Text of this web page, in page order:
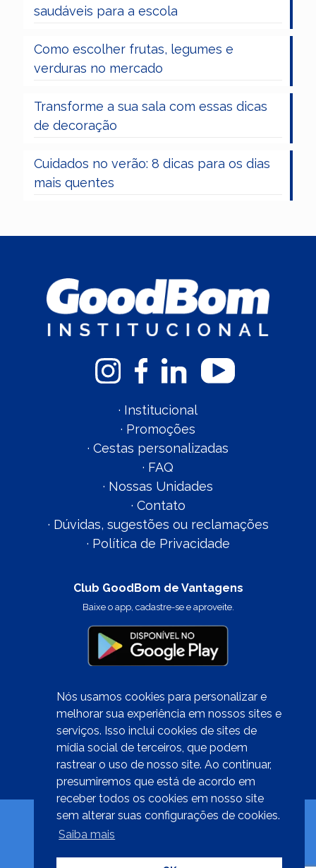
Nós usamos cookies para personalizar e
melhorar sua experiência em nossos sites e
serviços. Isso inclui cookies de sites de
mídia social de terceiros, que podem
rastrear o uso de nosso site. Ao continuar,
presumiremos que está de acordo em
receber todos os cookies em nosso site
sem alterar suas configurações de cookies.
Saiba mais
saudáveis para a escola
Como escolher frutas, legumes e
verduras no mercado
Transforme a sua sala com essas dicas
de decoração
Cuidados no verão: 8 dicas para os dias
mais quentes
· Institucional
· Promoções
· Cestas personalizadas
· FAQ
· Nossas Unidades
· Contato
· Dúvidas, sugestões ou reclamações
· Política de Privacidade
Club GoodBom de Vantagens
Baixe o app, cadastre-se e aproveite.
Quer trabalhar conosco?
clique aqui
Desenvolvido por